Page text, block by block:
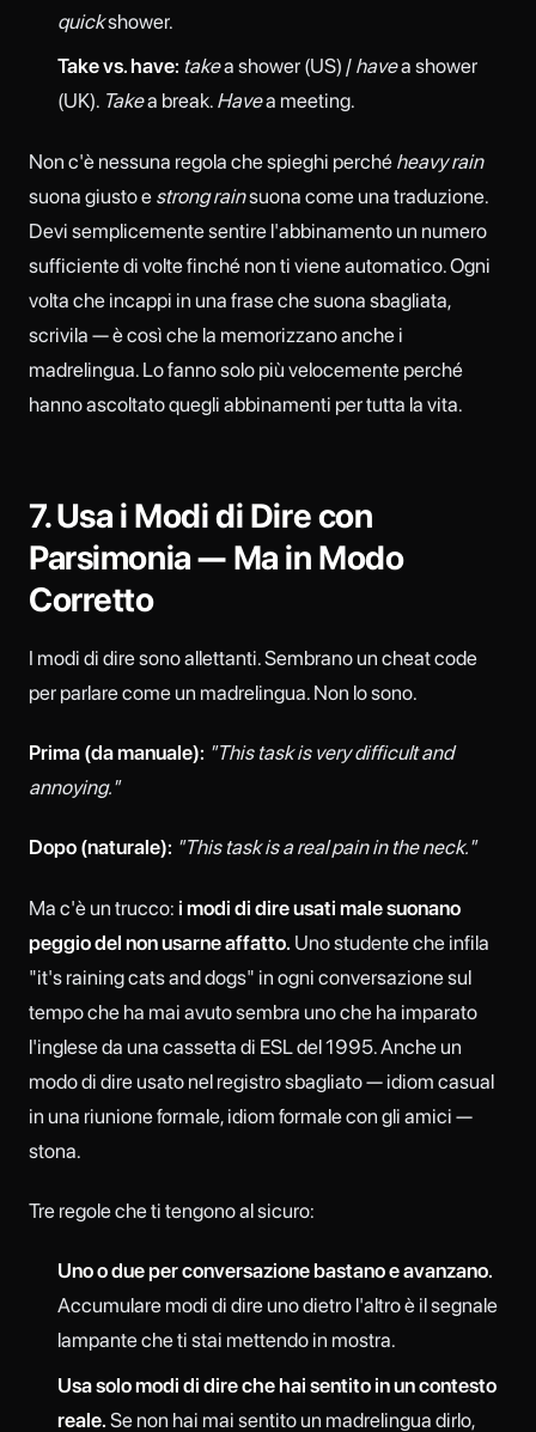
quickshower.
Take vs. have: takea shower (US) / havea shower
(UK). Takea break. Havea meeting.
Non c'è nessuna regola che spieghi perché heavy rain
suona giusto e strong rainsuona come una traduzione.
Devi semplicemente sentire l'abbinamento un numero
sufficiente di volte finché non ti viene automatico. Ogni
volta che incappi in una frase che suona sbagliata,
scrivila — è così che la memorizzano anche i
madrelingua. Lo fanno solo più velocemente perché
hanno ascoltato quegli abbinamenti per tutta la vita.
7. Usa i Modi di Dire con
Parsimonia — Ma in Modo
Corretto
I modi di dire sono allettanti. Sembrano un cheat code
per parlare come un madrelingua. Non lo sono.
Prima (da manuale): "This task is very difficult and
annoying."
Dopo (naturale): "This task is a real pain in the neck."
Ma c'è un trucco: i modi di dire usati male suonano
peggio del non usarne affatto. Uno studente che infila
"it's raining cats and dogs" in ogni conversazione sul
tempo che ha mai avuto sembra uno che ha imparato
l'inglese da una cassetta di ESL del 1995. Anche un
modo di dire usato nel registro sbagliato — idiom casual
in una riunione formale, idiom formale con gli amici —
stona.
Tre regole che ti tengono al sicuro:
Uno o due per conversazione bastano e avanzano.
Accumulare modi di dire uno dietro l'altro è il segnale
lampante che ti stai mettendo in mostra.
Usa solo modi di dire che hai sentito in un contesto
reale. Se non hai mai sentito un madrelingua dirlo,